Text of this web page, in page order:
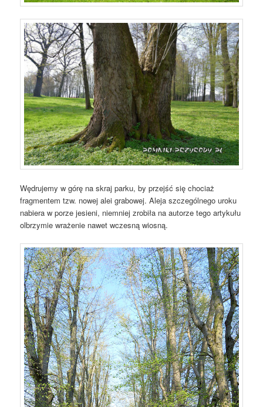
Wędrujemy w górę na skraj parku, by przejść się chociaż
fragmentem tzw. nowej alei grabowej. Aleja szczególnego uroku
nabiera w porze jesieni, niemniej zrobiła na autorze tego artykułu
olbrzymie wrażenie nawet wczesną wiosną.